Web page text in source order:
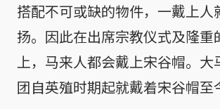
搭配不可或缺的物件，一戴上人
扬。因此在出席宗教仪式及隆重
上，马来人都会戴上宋谷帽。大
团自英殖时期起就戴着宋谷帽至